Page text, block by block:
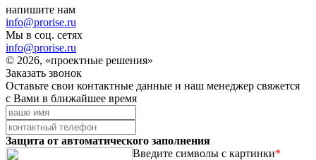
напишите нам
info@prorise.ru
Мы в соц. сетях
info@prorise.ru
© 2026, «проектные решения»
Заказать звонок
Оставьте свои контактные данные и наш менеджер свяжется
с Вами в ближайшее время
Защита от автоматического заполнения
Введите символы с картинки*